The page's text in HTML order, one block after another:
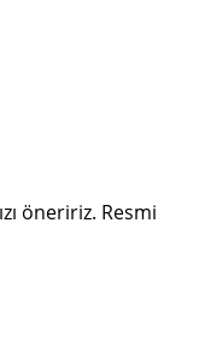
öneririz. Resmi